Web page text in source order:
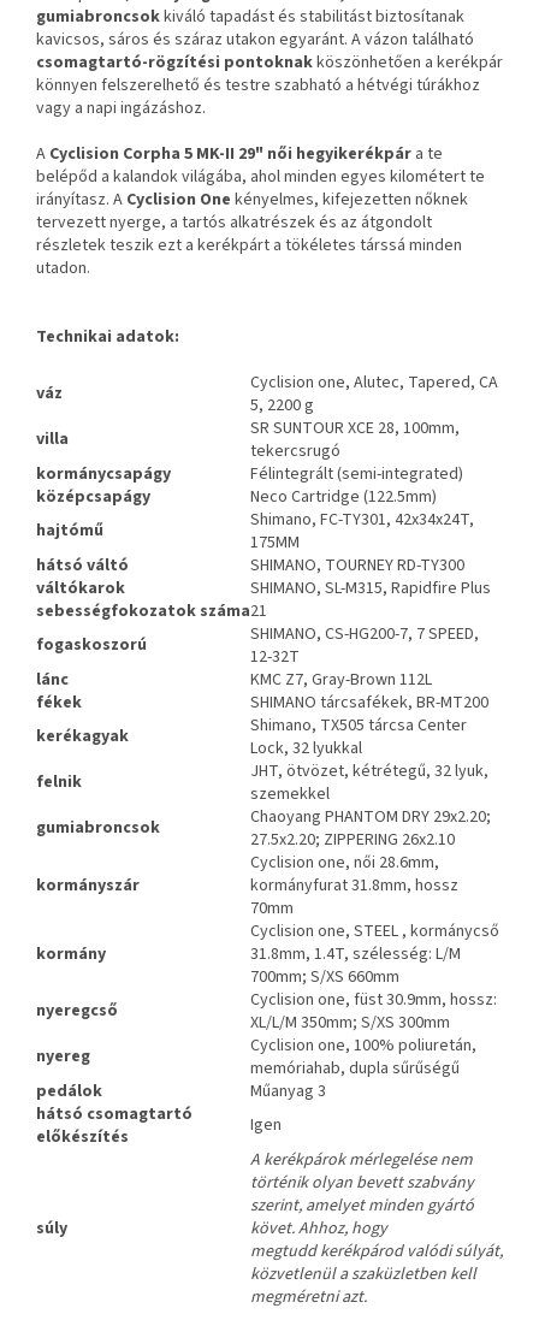
gumiabroncsokkiváló tapadást és stabilitást biztosítanak
kavicsos, sáros és száraz utakon egyaránt. A vázon található
csomagtartó-rögzítési pontoknakköszönhetően a kerékpár
könnyen felszerelhető és testre szabható a hétvégi túrákhoz
vagy a napi ingázáshoz.
A Cyclision Corpha 5 MK-II 29" női hegyikerékpár a te
belépőd a kalandok világába, ahol minden egyes kilométert te
irányítasz. A Cyclision One kényelmes, kifejezetten nőknek
tervezett nyerge, a tartós alkatrészek és az átgondolt
részletek teszik ezt a kerékpárt a tökéletes társsá minden
utadon.
Technikai adatok:
váz
Cyclision one, Alutec, Tapered, CA
5, 2200 g
villa
SR SUNTOUR XCE 28, 100mm,
tekercsrugó
kormánycsapágy
Félintegrált (semi-integrated)
középcsapágy
Neco Cartridge (122.5mm)
hajtómű
Shimano, FC-TY301, 42x34x24T,
175MM
hátsó váltó
SHIMANO, TOURNEY RD-TY300
váltókarok
SHIMANO, SL-M315, Rapidfire Plus
sebességfokozatok száma21
fogaskoszorú
SHIMANO, CS-HG200-7, 7 SPEED,
12-32T
lánc
KMC Z7, Gray-Brown 112L
fékek
SHIMANO tárcsafékek, BR-MT200
kerékagyak
Shimano, TX505 tárcsa Center
Lock, 32 lyukkal
felnik
JHT, ötvözet, kétrétegű, 32 lyuk,
szemekkel
gumiabroncsok
Chaoyang PHANTOM DRY 29x2.20;
27.5x2.20; ZIPPERING 26x2.10
kormányszár
Cyclision one, női 28.6mm,
kormányfurat 31.8mm, hossz
70mm
kormány
Cyclision one, STEEL , kormánycső
31.8mm, 1.4T, szélesség: L/M
700mm; S/XS 660mm
nyeregcső
Cyclision one, füst 30.9mm, hossz:
XL/L/M 350mm; S/XS 300mm
nyereg
Cyclision one, 100% poliuretán,
memóriahab, dupla sűrűségű
pedálok
Műanyag 3
hátsó csomagtartó
előkészítés
Igen
súly
A kerékpárok mérlegelése nem
történik olyan bevett szabvány
szerint, amelyet minden gyártó
követ. Ahhoz, hogy
megtudd kerékpárod valódi súlyát,
közvetlenül a szaküzletben kell
megméretni azt.